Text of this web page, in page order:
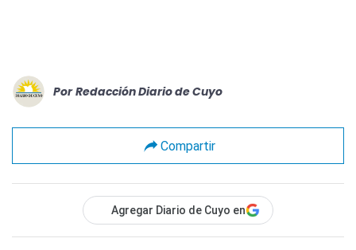
Por Redacción Diario de Cuyo
Compartir
Agregar Diario de Cuyo en